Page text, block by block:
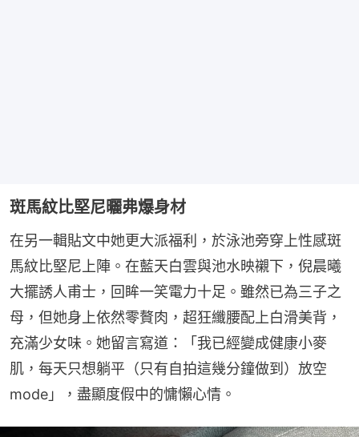
斑馬紋比堅尼曬弗爆身材
在另一輯貼文中她更大派福利，於泳池旁穿上性感斑
馬紋比堅尼上陣。在藍天白雲與池水映襯下，倪晨曦
大擺誘人甫士，回眸一笑電力十足。雖然已為三子之
母，但她身上依然零贅肉，超狂纖腰配上白滑美背，
充滿少女味。她留言寫道：「我已經變成健康小麥
肌，每天只想躺平（只有自拍這幾分鐘做到）放空
mode」，盡顯度假中的慵懶心情。